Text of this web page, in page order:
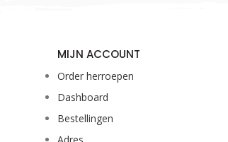
MIJN ACCOUNT
Order herroepen
Dashboard
Bestellingen